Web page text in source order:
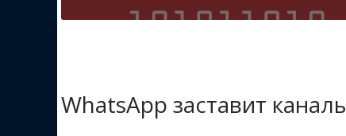
WhatsApp заставит